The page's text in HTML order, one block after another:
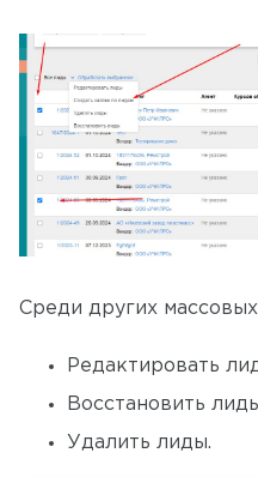
Среди других
Редактировать
Восстановить
Удалить лиды.